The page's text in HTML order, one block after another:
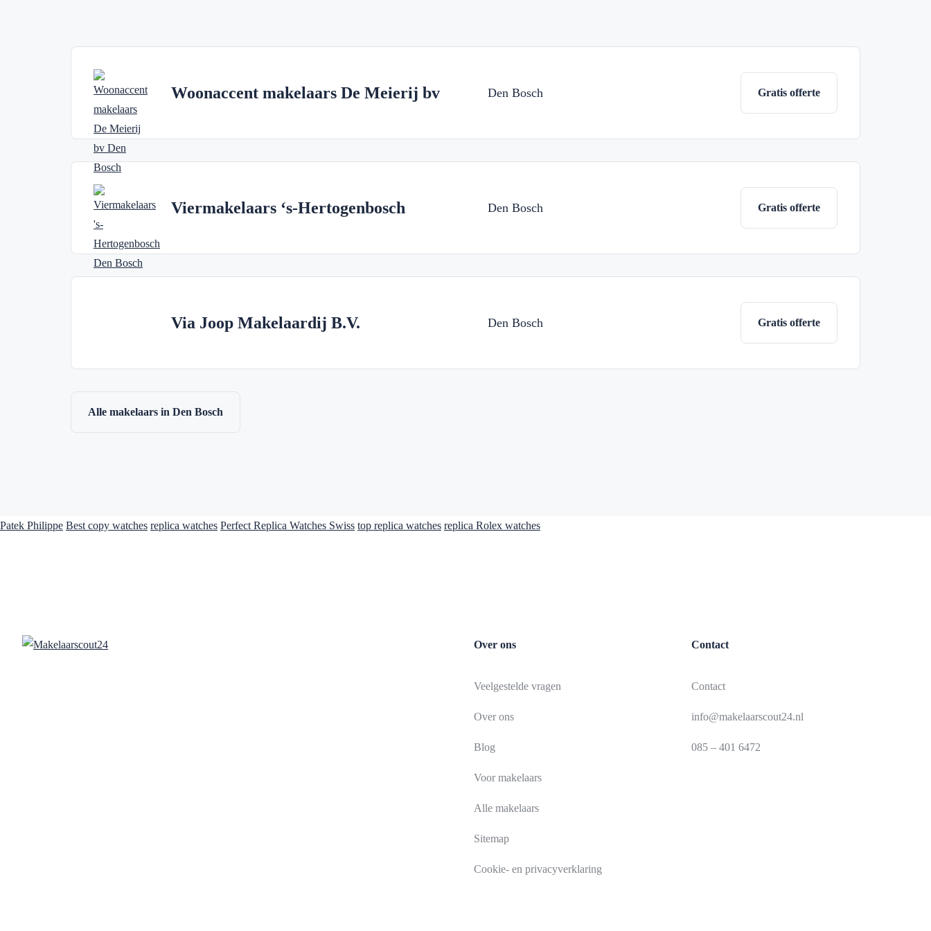
Woonaccent makelaars De Meierij bv Den Bosch Gratis offerte
Viermakelaars ‘s-Hertogenbosch Den Bosch Gratis offerte
Via Joop Makelaardij B.V. Den Bosch Gratis offerte
Alle makelaars in Den Bosch
Patek Philippe Best copy watches replica watches Perfect Replica Watches Swiss top replica watches replica Rolex watches
Over ons
Veelgestelde vragen
Over ons
Blog
Voor makelaars
Alle makelaars
Sitemap
Cookie- en privacyverklaring
Contact
Contact
info@makelaarscout24.nl
085 – 401 6472